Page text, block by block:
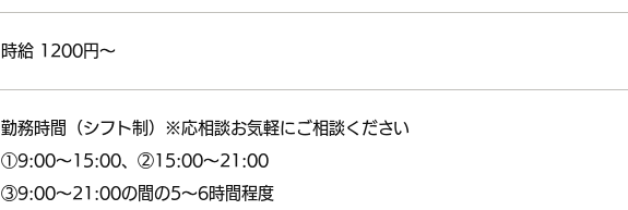
時給 1200円～
勤務時間（シフト制）※応相談お気軽にご相談ください
①9:00～15:00、②15:00～21:00
③9:00～21:00の間の5～6時間程度